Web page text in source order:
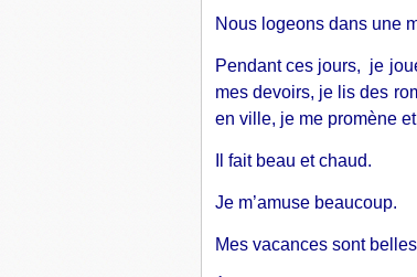
Nous logeons dans une
Pendant ces jours, je
mes devoirs, je lis des
en ville, je me promène
Il fait beau et chaud.
Je m’amuse beaucoup.
Mes vacances sont